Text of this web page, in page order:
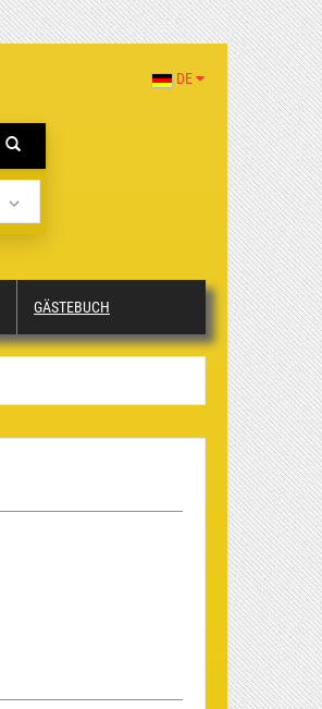
DE
GÄSTEBUCH